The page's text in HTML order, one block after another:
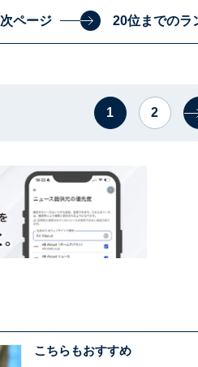
次ページ 20位までのラ
1 2
こちらもおすすめ